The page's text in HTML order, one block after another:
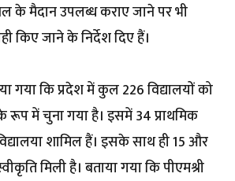
के मैदान उपलब्ध कराए जाने पर भी
किए जाने के निर्देश दिए हैं।
गया कि प्रदेश में कुल 226 विद्यालयों को
के रूप में चुना गया है। इसमें 34 प्राथमिक
शामिल हैं। इसके साथ ही 15 और
मिली है। बताया गया कि पीएमश्री